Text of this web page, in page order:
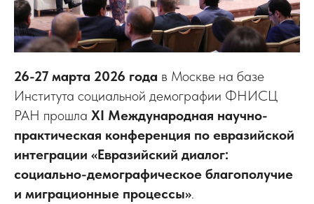
26-27 марта 2026 года в Москве на базе
Института социальной демографии ФНИСЦ
РАН прошла XI Международная научно-
практическая конференция по евразийской
интеграции «Евразийский диалог:
социально-демографическое благополучие
и миграционные процессы».